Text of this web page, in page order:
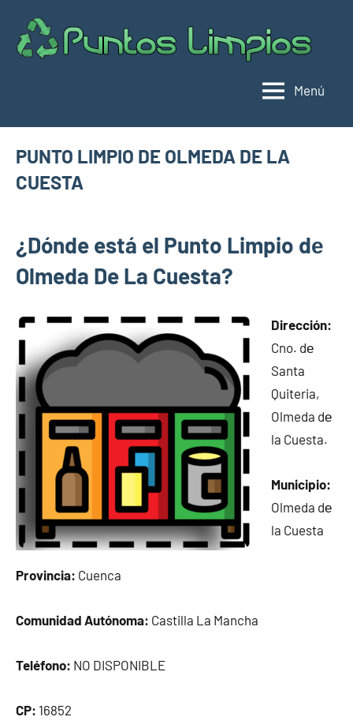
contenido
Menú
PUNTO LIMPIO DE OLMEDA DE LA
CUESTA
limpios en
municipios
de Cuenca
2025
¿Dónde está el Punto Limpio dе
Olmeda De La Cuesta?
Dirección:
Cno. dе
Santa
Quiteria,
Olmeda dе
la Cuesta.
Municipio:
Olmeda dе
la Cuesta
Provincia: Cuenca
Comunidad Autónoma: Castilla La Mancha
Teléfono: NO DISPONIBLE
CP: 16852